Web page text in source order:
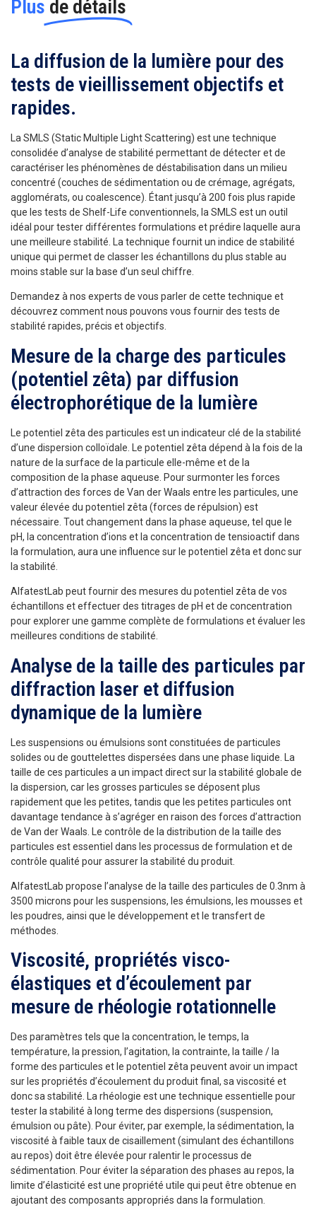
Plus de détails
La diffusion de la lumière pour des
tests de vieillissement objectifs et
rapides.
La SMLS (Static Multiple Light Scattering) est une technique
consolidée d’analyse de stabilité permettant de détecter et de
caractériser les phénomènes de déstabilisation dans un milieu
concentré (couches de sédimentation ou de crémage, agrégats,
agglomérats, ou coalescence). Étant jusqu’à 200 fois plus rapide
que les tests de Shelf-Life conventionnels, la SMLS est un outil
idéal pour tester différentes formulations et prédire laquelle aura
une meilleure stabilité. La technique fournit un indice de stabilité
unique qui permet de classer les échantillons du plus stable au
moins stable sur la base d’un seul chiffre.
Demandez à nos experts de vous parler de cette technique et
découvrez comment nous pouvons vous fournir des tests de
stabilité rapides, précis et objectifs.
Mesure de la charge des particules
(potentiel zêta) par diffusion
électrophorétique de la lumière
Le potentiel zêta des particules est un indicateur clé de la stabilité
d’une dispersion colloïdale. Le potentiel zêta dépend à la fois de la
nature de la surface de la particule elle-même et de la
composition de la phase aqueuse. Pour surmonter les forces
d’attraction des forces de Van der Waals entre les particules, une
valeur élevée du potentiel zêta (forces de répulsion) est
nécessaire. Tout changement dans la phase aqueuse, tel que le
pH, la concentration d’ions et la concentration de tensioactif dans
la formulation, aura une influence sur le potentiel zêta et donc sur
la stabilité.
AlfatestLab peut fournir des mesures du potentiel zêta de vos
échantillons et effectuer des titrages de pH et de concentration
pour explorer une gamme complète de formulations et évaluer les
meilleures conditions de stabilité.
Analyse de la taille des particules par
diffraction laser et diffusion
dynamique de la lumière
Les suspensions ou émulsions sont constituées de particules
solides ou de gouttelettes dispersées dans une phase liquide. La
taille de ces particules a un impact direct sur la stabilité globale de
la dispersion, car les grosses particules se déposent plus
rapidement que les petites, tandis que les petites particules ont
davantage tendance à s’agréger en raison des forces d’attraction
de Van der Waals. Le contrôle de la distribution de la taille des
particules est essentiel dans les processus de formulation et de
contrôle qualité pour assurer la stabilité du produit.
AlfatestLab propose l’analyse de la taille des particules de 0.3nm à
3500 microns pour les suspensions, les émulsions, les mousses et
les poudres, ainsi que le développement et le transfert de
méthodes.
Viscosité, propriétés visco-
élastiques et d’écoulement par
mesure de rhéologie rotationnelle
Des paramètres tels que la concentration, le temps, la
température, la pression, l’agitation, la contrainte, la taille / la
forme des particules et le potentiel zêta peuvent avoir un impact
sur les propriétés d’écoulement du produit final, sa viscosité et
donc sa stabilité. La rhéologie est une technique essentielle pour
tester la stabilité à long terme des dispersions (suspension,
émulsion ou pâte). Pour éviter, par exemple, la sédimentation, la
viscosité à faible taux de cisaillement (simulant des échantillons
au repos) doit être élevée pour ralentir le processus de
sédimentation. Pour éviter la séparation des phases au repos, la
limite d’élasticité est une propriété utile qui peut être obtenue en
ajoutant des composants appropriés dans la formulation.